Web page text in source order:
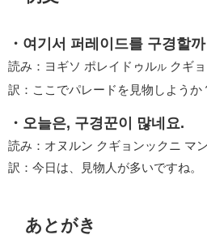
・여기서 퍼레이드를 구경할까
読み：ヨギソ ポレイドゥルル クギ
訳：ここでパレードを見物しようか
・오늘은, 구경꾼이 많네요.
読み：オヌルン クギョンックニ マ
訳：今日は、見物人が多いですね。
あとがき